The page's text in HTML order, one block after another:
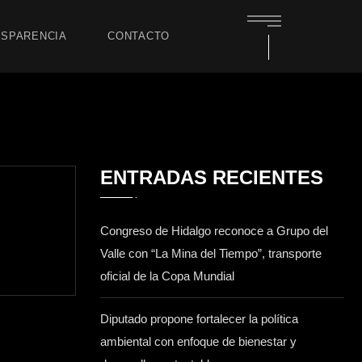
CONTACTO
ENTRADAS RECIENTES
Congreso de Hidalgo reconoce a Grupo del
Valle con “La Mina del Tiempo”, transporte
oficial de la Copa Mundial
Diputado propone fortalecer la política
ambiental con enfoque de bienestar y